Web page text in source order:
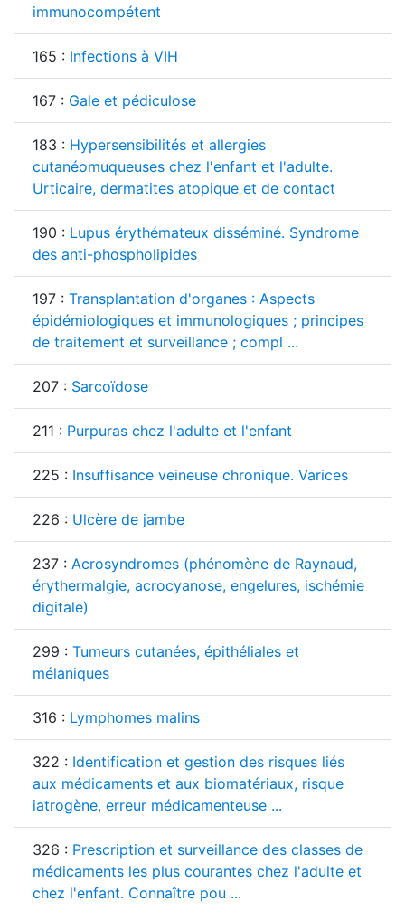
immunocompétent
165 : Infections à VIH
167 : Gale et pédiculose
183 : Hypersensibilités et allergies
cutanéomuqueuses chez l'enfant et l'adulte.
Urticaire, dermatites atopique et de contact
190 : Lupus érythémateux disséminé. Syndrome
des anti-phospholipides
197 : Transplantation d'organes : Aspects
épidémiologiques et immunologiques ; principes
de traitement et surveillance ; compl ...
207 : Sarcoïdose
211 : Purpuras chez l'adulte et l'enfant
225 : Insuffisance veineuse chronique. Varices
226 : Ulcère de jambe
237 : Acrosyndromes (phénomène de Raynaud,
érythermalgie, acrocyanose, engelures, ischémie
digitale)
299 : Tumeurs cutanées, épithéliales et
mélaniques
316 : Lymphomes malins
322 : Identification et gestion des risques liés
aux médicaments et aux biomatériaux, risque
iatrogène, erreur médicamenteuse ...
326 : Prescription et surveillance des classes de
médicaments les plus courantes chez l'adulte et
chez l'enfant. Connaître pou ...